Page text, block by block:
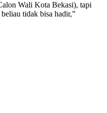
Wali Kota Bekasi), tapi
tidak bisa hadir,”